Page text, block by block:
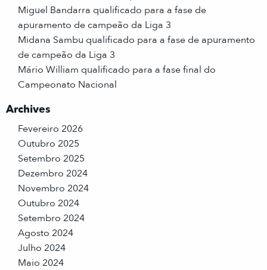
Miguel Bandarra qualificado para a fase de
apuramento de campeão da Liga 3
Midana Sambu qualificado para a fase de apuramento
de campeão da Liga 3
Mário William qualificado para a fase final do
Campeonato Nacional
Archives
Fevereiro 2026
Outubro 2025
Setembro 2025
Dezembro 2024
Novembro 2024
Outubro 2024
Setembro 2024
Agosto 2024
Julho 2024
Maio 2024